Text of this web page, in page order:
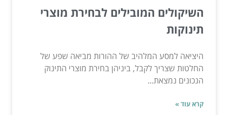
השיקולים המובילים לבחירת מוצרי
תינוקות
היציאה למסע המלהיב של ההורות מביאה שפע של
החלטות שצריך לקבל, ביניהן בחירת מוצרי התינוק
הנכונים נמצאת...
קרא עוד »